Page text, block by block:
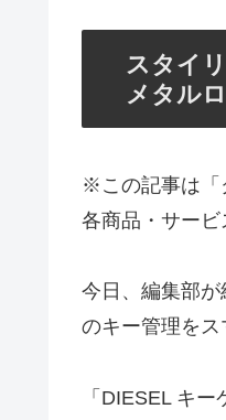
スタイ
メタル
※この記事は「
各商品・サービ
今日、編集部
のキー管理をス
「DIESEL キ